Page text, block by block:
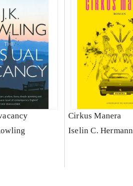
Cirkus Manera
Iselin C. Hermann